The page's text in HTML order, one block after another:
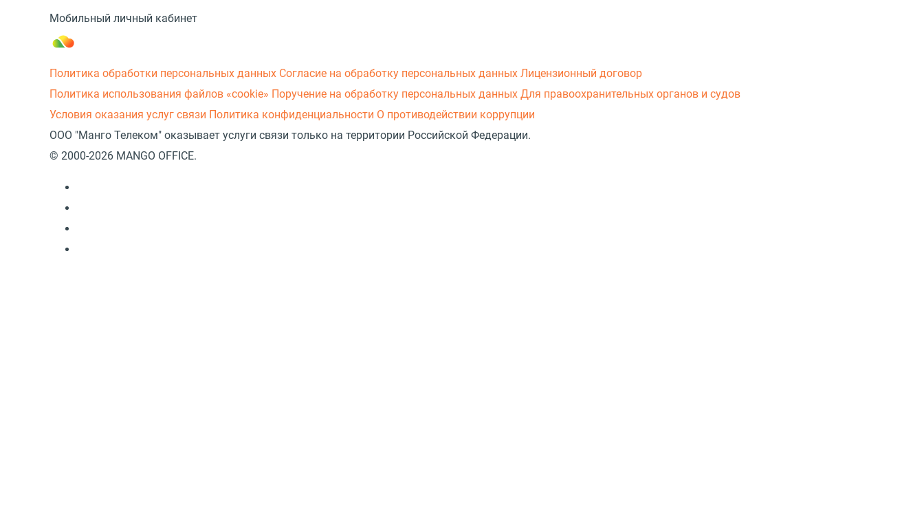
Мобильный личный кабинет
Политика обработки персональных данных Согласие на обработку персональных данных Лицензионный договор
Политика использования файлов «cookie» Поручение на обработку персональных данных Для правоохранительных органов и судов
Условия оказания услуг связи Политика конфиденциальности О противодействии коррупции
ООО "Манго Телеком" оказывает услуги связи только на территории Российской Федерации.
© 2000-2026 MANGO OFFICE.